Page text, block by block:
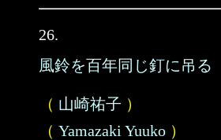
26.
風鈴を百年同じ釘に吊る
（ 山崎祐子 ）
（ Yamazaki Yuuko ）